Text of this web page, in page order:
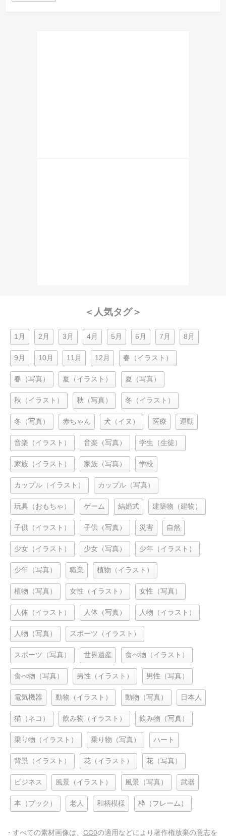
＜人気タグ＞
1月 2月 3月 4月 5月 6月 7月 8月
9月 10月 11月 12月 春（イラスト）
春（写真） 夏（イラスト） 夏（写真）
秋（イラスト） 秋（写真） 冬（イラスト）
冬（写真） 赤ちゃん 犬（イヌ） 医療 運動
音楽（イラスト） 音楽（写真） 学生（生徒）
家族（イラスト） 家族（写真） 学校
カップル（イラスト） カップル（写真）
玩具（おもちゃ） ゲーム 結婚式 建築物（建物）
子供（イラスト） 子供（写真） 災害 自然
少女（イラスト） 少女（写真） 少年（イラスト）
少年（写真） 職業 植物（イラスト）
植物（写真） 女性（イラスト） 女性（写真）
人体（イラスト） 人体（写真） 人物（イラスト）
人物（写真） スポーツ（イラスト）
スポーツ（写真） 世界遺産 食べ物（イラスト）
食べ物（写真） 男性（イラスト） 男性（写真）
電気機器 動物（イラスト） 動物（写真） 日本人
猫（ネコ） 飲み物（イラスト） 飲み物（写真）
乗り物（イラスト） 乗り物（写真） ハート
背景（イラスト） 花（イラスト） 花（写真）
ビジネス 風景（イラスト） 風景（写真） 武器
本（ブック） 老人 和柄模様 枠（フレーム）
・すべての素材画像は、CC0の適用などにより著作権放棄の意志を